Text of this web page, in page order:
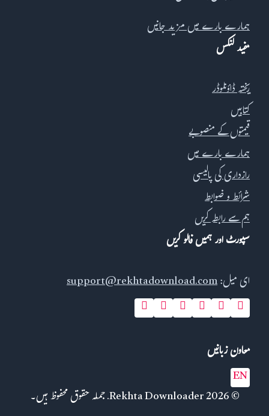
ہمارے بارے میں مزید جانیں
مفید لنکس
ریختہ ڈاؤنلوڈر
کتابیں
قیمتوں کے منصوبے
ہمارے بارے میں
رازداری کی پالیسی
شرائط و ضوابط
ہم سے رابطہ کریں
سپورٹ اور ہمیں فالو کریں
ای میل:support@rekhtadownload.com
معاون زبانیں
EN
© 2026 Rekhta Downloader. جملہ حقوق محفوظ ہیں۔